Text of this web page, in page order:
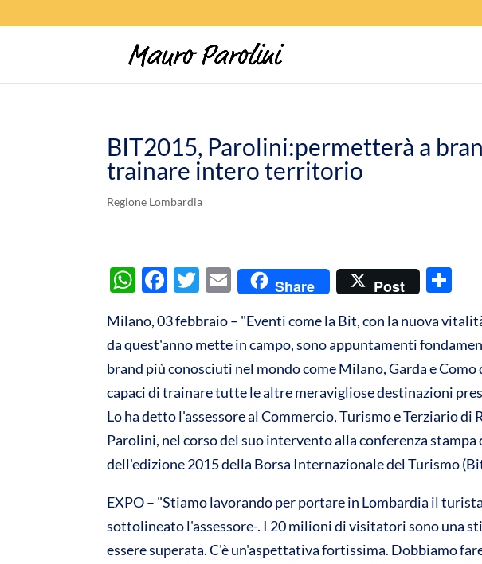
BIT2015, Parolini:permetterà a
trainare intero territorio
Regione Lombardia
W
at
s
A
p
p
F
e
b
o
o
k
T
itt
er
E
ail
Share Post
n
di
vi
di
Milano, 03 febbraio – "Eventi come la Bit, con la nuova
da quest'anno mette in campo, sono appuntamenti
brand più conosciuti nel mondo come Milano, Garda e
capaci di trainare tutte le altre meravigliose destinazioni
Lo ha detto l'assessore al Commercio, Turismo e Terziario di
Parolini, nel corso del suo intervento alla conferenza stampa
dell'edizione 2015 della Borsa Internazionale del Turismo
EXPO – "Stiamo lavorando per portare in Lombardia il
sottolineato l'assessore-. I 20 milioni di visitatori sono una
essere superata. C'è un'aspettativa fortissima. Dobbiamo